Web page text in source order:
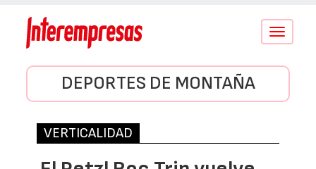
Conmutar
DEPORTES DE MONTAÑA
VERTICALIDAD